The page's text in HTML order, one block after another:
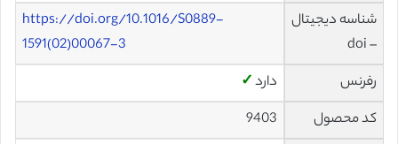
شناسه دیجیتال
– doi
https://doi.org/10.1016/S0889-
1591(02)00067-3
رفرنس
دارد✓
کد محصول
9403